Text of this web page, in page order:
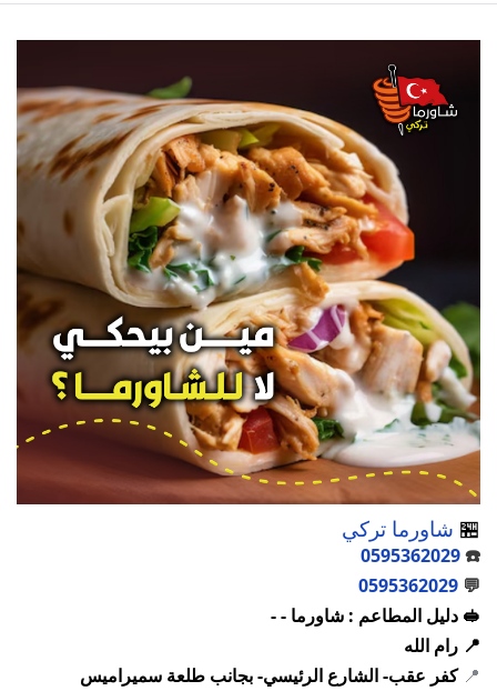
🏪 شاورما تركي
☎️
0595362029
💬
0595362029
🥪 دليل المطاعم : شاورما - -
📍 رام الله
📍كفر عقب- الشارع الرئيسي- بجانب طلعة سميراميس